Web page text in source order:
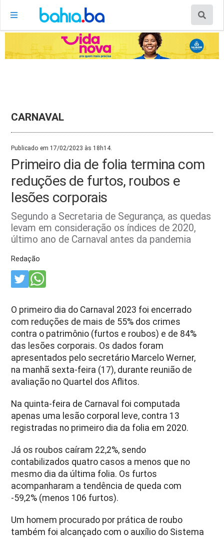
CARNAVAL
Publicado em 17/02/2023 às 18h14.
Primeiro dia de folia termina com
reduções de furtos, roubos e
lesões corporais
Segundo a Secretaria de Segurança, as quedas
levam em consideração os índices de 2020,
último ano de Carnaval antes da pandemia
Redação
O primeiro dia do Carnaval 2023 foi encerrado
com reduções de mais de 55% dos crimes
contra o patrimônio (furtos e roubos) e de 84%
das lesões corporais. Os dados foram
apresentados pelo secretário Marcelo Werner,
na manhã sexta-feira (17), durante reunião de
avaliação no Quartel dos Aflitos.
Na quinta-feira de Carnaval foi computada
apenas uma lesão corporal leve, contra 13
registradas no primeiro dia da folia em 2020.
Já os roubos caíram 22,2%, sendo
contabilizados quatro casos a menos que no
mesmo dia da última folia. Os furtos
acompanharam a tendência de queda com
-59,2% (menos 106 furtos).
Um homem procurado por prática de roubo
também foi alcançado com o auxílio do Sistema